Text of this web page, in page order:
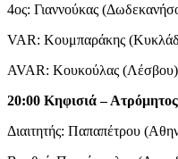
4ος: Γιαννούκας
VAR: Κουμπαράκης
AVAR: Κουκούλας (Λέσβου)
20:00 Κηφισιά – Ατρόμητος
Διαιτητής: Παπαπέτρου